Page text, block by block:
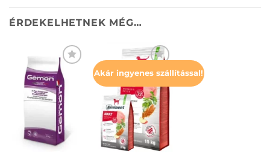
ÉRDEKELHETNEK MÉG…
KEDVENCEKHEZ
Akár ingyenes szállítással!